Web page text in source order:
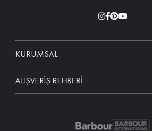
KURUMSAL
ALIŞVERİŞ REHBERİ